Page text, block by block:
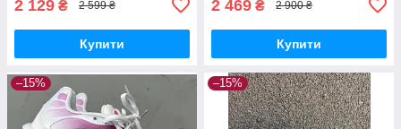
2 129 ₴ 2 599 ₴
Купити
2 469 ₴ 2 900 ₴
Купити
–15% –15%